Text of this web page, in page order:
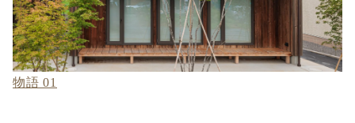
物語 01